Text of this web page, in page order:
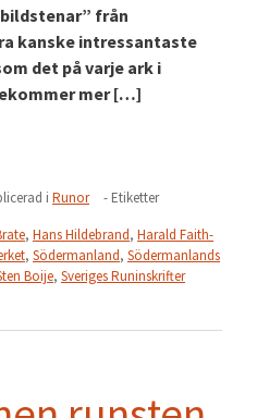
från
kanske intressantaste
det på varje ark i
mer […]
i Runor
- Etiketter
, Hans Hildebrand, Harald Faith-
, Södermanland, Södermanlands
Boije, Sveriges Runinskrifter